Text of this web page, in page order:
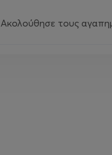
Ακολούθησε τους